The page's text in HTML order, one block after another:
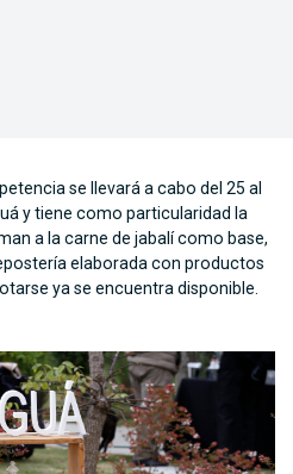
se llevará a cabo del 25 al
y tiene como particularidad la
a la carne de jabalí como base,
elaborada con productos
ya se encuentra disponible.